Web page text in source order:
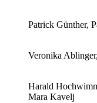
Patrick Günther,
Veronika
Harald
Mara Kavelj